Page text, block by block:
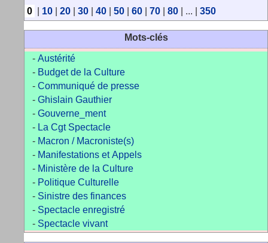
0
10 20 30 40 50 60 70 80 ... 350
Mots-clés
- Austérité
- Budget de la Culture
- Communiqué de presse
- Ghislain Gauthier
- Gouverne_ment
- La Cgt Spectacle
- Macron / Macroniste(s)
- Manifestations et Appels
- Ministère de la Culture
- Politique Culturelle
- Sinistre des finances
- Spectacle enregistré
- Spectacle vivant